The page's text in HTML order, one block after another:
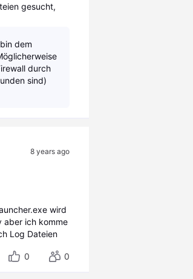
gesucht,
dem
durch
sind)
8 years ago
wird
aber ich komme
Log Dateien
0 0